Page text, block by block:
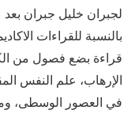
لجبران خليل جبران
بالنسبة للقراءات
قراءة بضع فصول من
الإرهاب، علم النفس
في العصور الوسطى،